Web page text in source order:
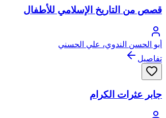
قصص من التاريخ الإسلامي للأطفال
أبو الحسن الندوي، علي الحسني
تفاصيل
جابر عثرات الكرام